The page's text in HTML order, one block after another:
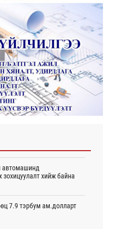
автомашинд
зохицуулалт хийж байна
7.9 тэрбум ам.долларт